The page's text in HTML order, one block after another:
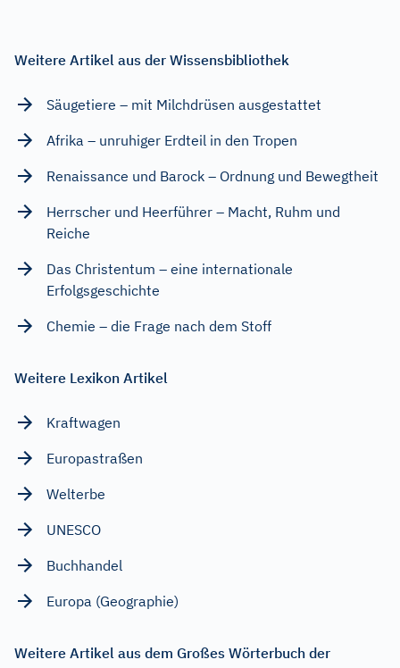
Weitere Artikel aus der Wissensbibliothek
Säugetiere – mit Milchdrüsen ausgestattet
Afrika – unruhiger Erdteil in den Tropen
Renaissance und Barock – Ordnung und Bewegtheit
Herrscher und Heerführer – Macht, Ruhm und
Reiche
Das Christentum – eine internationale
Erfolgsgeschichte
Chemie – die Frage nach dem Stoff
Weitere Lexikon Artikel
Kraftwagen
Europastraßen
Welterbe
UNESCO
Buchhandel
Europa (Geographie)
Weitere Artikel aus dem Großes Wörterbuch der